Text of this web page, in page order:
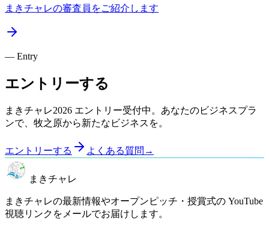
まきチャレの審査員をご紹介します
— Entry
エントリーする
まきチャレ2026 エントリー受付中。あなたのビジネスプラ
ンで、牧之原から新たなビジネスを。
エントリーする よくある質問 →
まきチャレ
まきチャレの最新情報やオープンピッチ・授賞式の YouTube
視聴リンクをメールでお届けします。